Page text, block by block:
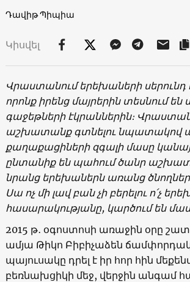
Դավիթ Պիպիա
Կիսվել
Վրաստանում երեխաների սերունդ
որոնք իրենց մայրերին տեսնում են
գաջեթների էկրաններին։
աշխատանք գտնելու
քաղաքացիների զգալի մասը
ընտանիք են պահում ծանր
նրանց երեխաներն առանց
Սա ոչ մի լավ բան չի բերելու ո՛չ
հասարակությանը, կարծում են
2015 թ․ օգոստոսի առաջին օրը շատ
ամյա Թիկո Բիբիչաձեն
պայուսակը դրել է իր հոր հին
բեռնախցիկի մեջ, վերջին անգամ